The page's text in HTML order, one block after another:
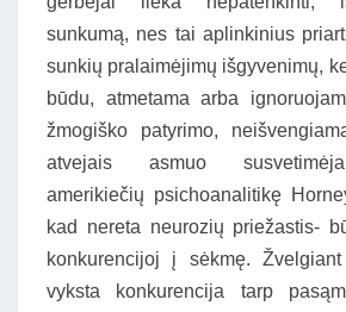
sunkumą, nes tai aplinkinius
sunkių pralaimėjimų išgyvenimų,
būdu, atmetama arba
žmogiško patyrimo,
atvejais asmuo
amerikiečių psichoanalitikę
kad nereta neurozių priežastis-
konkurencijoj į sėkmę.
vyksta konkurencija tarp